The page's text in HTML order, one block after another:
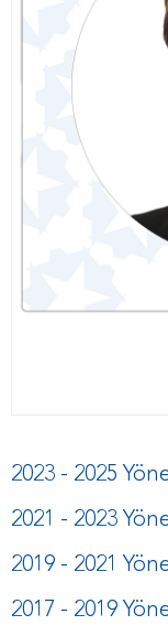
2023 - 2025
2021 - 2023
2019 - 2021
2017 - 2019